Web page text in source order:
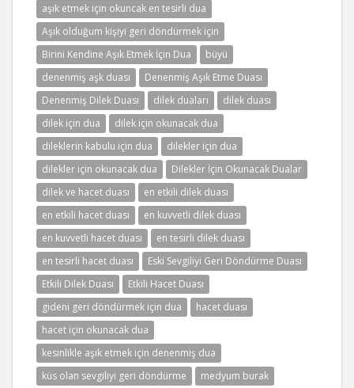
aşık etmek için okuncak en tesirli dua
Aşık olduğum kişiyi geri döndürmek için
Birini Kendine Aşık Etmek İçin Dua
büyü
denenmiş aşk duası
Denenmiş Aşık Etme Duası
Denenmiş Dilek Duası
dilek duaları
dilek duası
dilek için dua
dilek için okunacak dua
dileklerin kabulu için dua
dilekler için dua
dilekler için okunacak dua
Dilekler İçin Okunacak Dualar
dilek ve hacet duası
en etkili dilek duası
en etkili hacet duası
en kuvvetli dilek duası
en kuvvetli hacet duası
en tesirli dilek duası
en tesirli hacet duası
Eski Sevgiliyi Geri Döndürme Duası
Etkili Dilek Duası
Etkili Hacet Duası
gideni geri döndürmek için dua
hacet duası
hacet için okunacak dua
kesinlikle aşık etmek için denenmiş dua
küs olan sevgiliyi geri döndürme
medyum burak